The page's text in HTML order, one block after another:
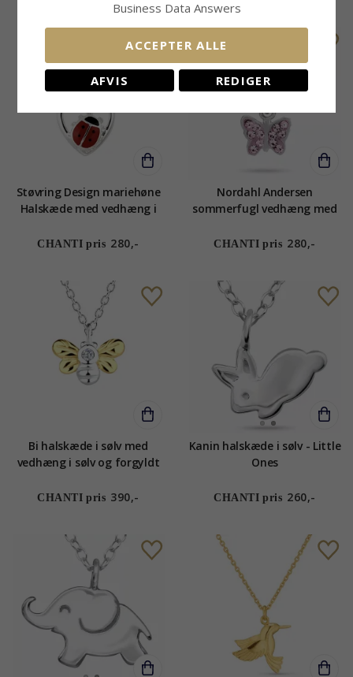
Støvring Design mariehøne
Halskæde med vedhæng i
CHANTI pris 280,-
Nordahl Andersen
sommerfugl vedhæng med
lyserød zirkon
CHANTI pris 280,-
Bi halskæde i sølv med
vedhæng i sølv og forgyldt
CHANTI pris 390,-
Kanin halskæde i sølv - Little
Ones
CHANTI pris 260,-
Business Data Answers
ACCEPTER ALLE
AFVIS REDIGER